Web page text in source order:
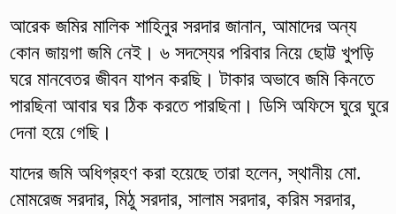
আরেক জমির মালিক শাহিনুর সরদার জানান, আমাদের অন্য
কোন জায়গা জমি নেই। ৬ সদস্যের পরিবার নিয়ে ছোট্ট খুপড়ি
ঘরে মানবেতর জীবন যাপন করছি। টাকার অভাবে জমি কিনতে
পারছিনা আবার ঘর ঠিক করতে পারছিনা। ডিসি অফিসে ঘুরে ঘুরে
দেনা হয়ে গেছি।
যাদের জমি অধিগ্রহণ করা হয়েছে তারা হলেন, স্থানীয় মো.
মোমরেজ সরদার, মিঠু সরদার, সালাম সরদার, করিম সরদার,